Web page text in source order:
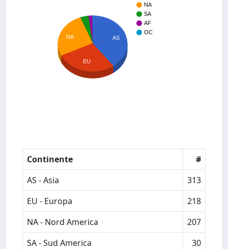
NA
SA
AF
OC
AS
NA
EU
Continente
#
AS - Asia
313
EU - Europa
218
NA - Nord America
207
SA - Sud America
30